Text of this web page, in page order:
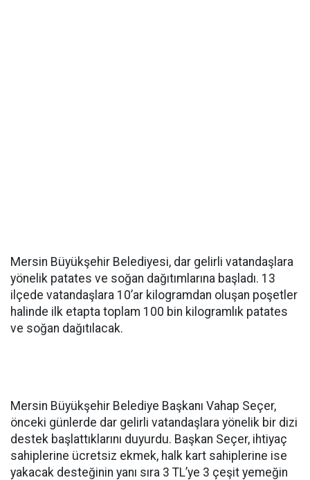
Mersin Büyükşehir Belediyesi, dar gelirli vatandaşlara
yönelik patates ve soğan dağıtımlarına başladı. 13
ilçede vatandaşlara 10’ar kilogramdan oluşan poşetler
halinde ilk etapta toplam 100 bin kilogramlık patates
ve soğan dağıtılacak.
Mersin Büyükşehir Belediye Başkanı Vahap Seçer,
önceki günlerde dar gelirli vatandaşlara yönelik bir dizi
destek başlattıklarını duyurdu. Başkan Seçer, ihtiyaç
sahiplerine ücretsiz ekmek, halk kart sahiplerine ise
yakacak desteğinin yanı sıra 3 TL’ye 3 çeşit yemeğin